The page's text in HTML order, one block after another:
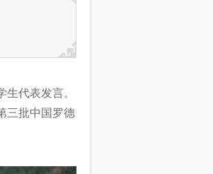
代表发言。
三批中国罗德